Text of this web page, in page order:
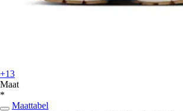
+13
Maat
*
Maattabel